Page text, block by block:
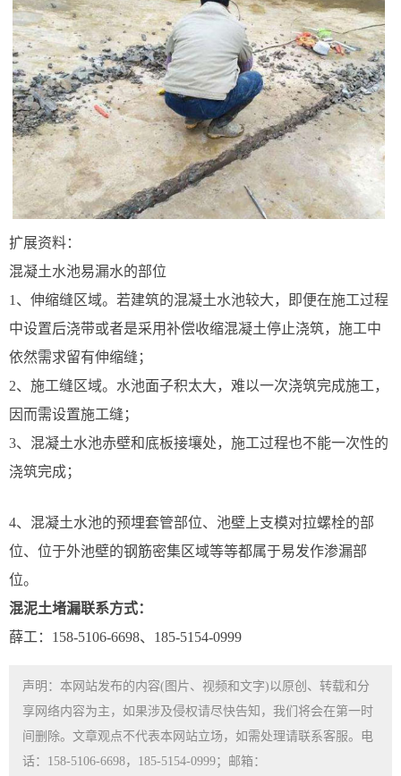
扩展资料：
混凝土水池易漏水的部位
1、伸缩缝区域。若建筑的混凝土水池较大，即便在施工过程
中设置后浇带或者是采用补偿收缩混凝土停止浇筑，施工中
依然需求留有伸缩缝；
2、施工缝区域。水池面子积太大，难以一次浇筑完成施工，
因而需设置施工缝；
3、混凝土水池赤壁和底板接壤处，施工过程也不能一次性的
浇筑完成；
4、混凝土水池的预埋套管部位、池壁上支模对拉螺栓的部
位、位于外池壁的钢筋密集区域等等都属于易发作渗漏部
位。
混泥土堵漏联系方式：
薛工：158-5106-6698、185-5154-0999
声明：本网站发布的内容(图片、视频和文字)以原创、转载和分
享网络内容为主，如果涉及侵权请尽快告知，我们将会在第一时
间删除。文章观点不代表本网站立场，如需处理请联系客服。电
话：158-5106-6698，185-5154-0999；邮箱：